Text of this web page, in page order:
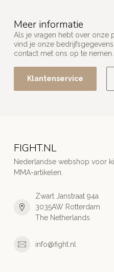
Meer informatie
Als je vragen hebt over onze
vind je onze
contact met ons op te nemen.
Klantenservice
FIGHT.NL
Nederlandse webshop voor
MMA-artikelen.
Zwart Janstraat 94a
3035AW Rotterdam
The Netherlands
info@fight.nl